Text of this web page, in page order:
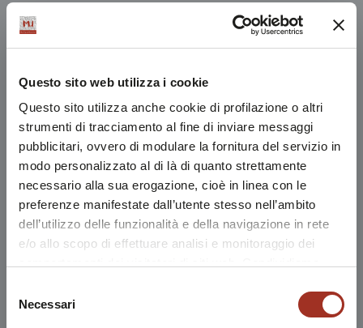
Questo sito web utilizza i cookie
Questo sito utilizza anche cookie di profilazione o altri
strumenti di tracciamento al fine di inviare messaggi
pubblicitari, ovvero di modulare la fornitura del servizio in
modo personalizzato al di là di quanto strettamente
necessario alla sua erogazione, cioè in linea con le
preferenze manifestate dall’utente stesso nell’ambito
dell’utilizzo delle funzionalità e della navigazione in rete
e/o allo scopo di effettuare analisi e monitoraggio dei
nostro sito, con i nostri partner che si occupano di analisi
dei dati web, pubblicità e social media, i quali potrebbero
delNecessari